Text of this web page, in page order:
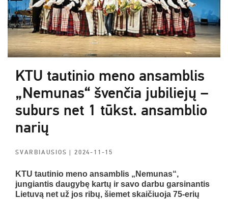
KTU tautinio meno ansamblis
„Nemunas“ švenčia jubiliejų –
suburs net 1 tūkst. ansamblio
narių
SVARBIAUSIOS| 2024-11-15
KTU tautinio meno ansamblis „Nemunas“,
jungiantis daugybę kartų ir savo darbu garsinantis
Lietuvą net už jos ribų, šiemet skaičiuoja 75-erių